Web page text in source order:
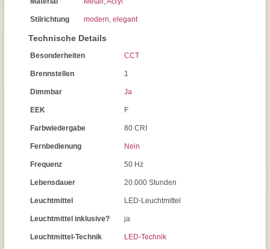
Stilrichtung modern, elegant
Technische Details
Besonderheiten CCT
Brennstellen 1
Dimmbar Ja
EEK F
Farbwiedergabe 80 CRI
Fernbedienung Nein
Frequenz 50 Hz
Lebensdauer 20.000 Stunden
Leuchtmittel LED-Leuchtmittel
Leuchtmittel inklusive? ja
Leuchtmittel-Technik LED-Technik